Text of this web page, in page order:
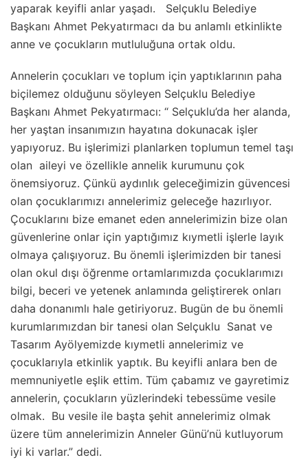
yaparak keyifli anlar yaşadı. Selçuklu Belediye
Başkanı Ahmet Pekyatırmacı da bu anlamlı etkinlikte
anne ve çocukların mutluluğuna ortak oldu.
Annelerin çocukları ve toplum için yaptıklarının paha
biçilemez olduğunu söyleyen Selçuklu Belediye
Başkanı Ahmet Pekyatırmacı: “ Selçuklu’da her alanda,
her yaştan insanımızın hayatına dokunacak işler
yapıyoruz. Bu işlerimizi planlarken toplumun temel taşı
olan aileyi ve özellikle annelik kurumunu çok
önemsiyoruz. Çünkü aydınlık geleceğimizin güvencesi
olan çocuklarımızı annelerimiz geleceğe hazırlıyor.
Çocuklarını bize emanet eden annelerimizin bize olan
güvenlerine onlar için yaptığımız kıymetli işlerle layık
olmaya çalışıyoruz. Bu önemli işlerimizden bir tanesi
olan okul dışı öğrenme ortamlarımızda çocuklarımızı
bilgi, beceri ve yetenek anlamında geliştirerek onları
daha donanımlı hale getiriyoruz. Bugün de bu önemli
kurumlarımızdan bir tanesi olan Selçuklu Sanat ve
Tasarım Ayölyemizde kıymetli annelerimiz ve
çocuklarıyla etkinlik yaptık. Bu keyifli anlara ben de
memnuniyetle eşlik ettim. Tüm çabamız ve gayretimiz
annelerin, çocukların yüzlerindeki tebessüme vesile
olmak. Bu vesile ile başta şehit annelerimiz olmak
üzere tüm annelerimizin Anneler Günü’nü kutluyorum
iyi ki varlar.” dedi.